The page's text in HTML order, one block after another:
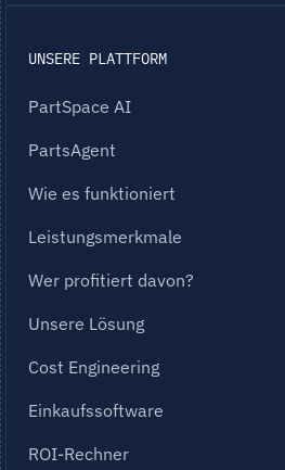
UNSERE PLATTFORM
PartSpace AI
PartsAgent
Wie es funktioniert
Leistungsmerkmale
Wer profitiert davon?
Unsere Lösung
Cost Engineering
Einkaufssoftware
ROI-Rechner